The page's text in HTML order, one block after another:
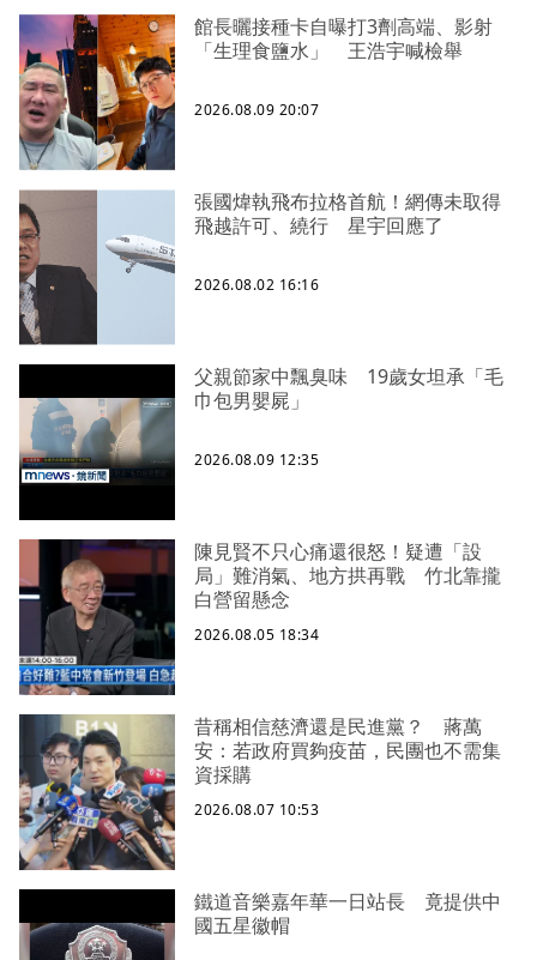
館長曬接種卡自曝打3劑高端、影射
「生理食鹽水」 王浩宇喊檢舉
2026.08.09 20:07
張國煒執飛布拉格首航！網傳未取得
飛越許可、繞行 星宇回應了
2026.08.02 16:16
父親節家中飄臭味 19歲女坦承「毛
巾包男嬰屍」
2026.08.09 12:35
陳見賢不只心痛還很怒！疑遭「設
局」難消氣、地方拱再戰 竹北靠攏
白營留懸念
2026.08.05 18:34
昔稱相信慈濟還是民進黨？ 蔣萬
安：若政府買夠疫苗，民團也不需集
資採購
2026.08.07 10:53
鐵道音樂嘉年華一日站長 竟提供中
國五星徽帽